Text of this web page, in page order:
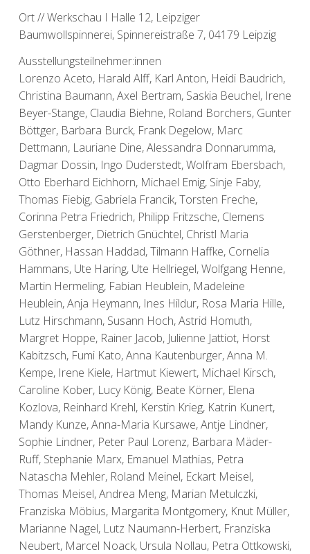
Ort // Werkschau I Halle 12, Leipziger
Baumwollspinnerei, Spinnereistraße 7, 04179 Leipzig
Ausstellungsteilnehmer:innen
Lorenzo Aceto, Harald Alff, Karl Anton, Heidi Baudrich,
Christina Baumann, Axel Bertram, Saskia Beuchel, Irene
Beyer-Stange, Claudia Biehne, Roland Borchers, Gunter
Böttger, Barbara Burck, Frank Degelow, Marc
Dettmann, Lauriane Dine, Alessandra Donnarumma,
Dagmar Dossin, Ingo Duderstedt, Wolfram Ebersbach,
Otto Eberhard Eichhorn, Michael Emig, Sinje Faby,
Thomas Fiebig, Gabriela Francik, Torsten Freche,
Corinna Petra Friedrich, Philipp Fritzsche, Clemens
Gerstenberger, Dietrich Gnüchtel, Christl Maria
Göthner, Hassan Haddad, Tilmann Haffke, Cornelia
Hammans, Ute Haring, Ute Hellriegel, Wolfgang Henne,
Martin Hermeling, Fabian Heublein, Madeleine
Heublein, Anja Heymann, Ines Hildur, Rosa Maria Hille,
Lutz Hirschmann, Susann Hoch, Astrid Homuth,
Margret Hoppe, Rainer Jacob, Julienne Jattiot, Horst
Kabitzsch, Fumi Kato, Anna Kautenburger, Anna M.
Kempe, Irene Kiele, Hartmut Kiewert, Michael Kirsch,
Caroline Kober, Lucy König, Beate Körner, Elena
Kozlova, Reinhard Krehl, Kerstin Krieg, Katrin Kunert,
Mandy Kunze, Anna-Maria Kursawe, Antje Lindner,
Sophie Lindner, Peter Paul Lorenz, Barbara Mäder-
Ruff, Stephanie Marx, Emanuel Mathias, Petra
Natascha Mehler, Roland Meinel, Eckart Meisel,
Thomas Meisel, Andrea Meng, Marian Metulczki,
Franziska Möbius, Margarita Montgomery, Knut Müller,
Marianne Nagel, Lutz Naumann-Herbert, Franziska
Neubert, Marcel Noack, Ursula Nollau, Petra Ottkowski,